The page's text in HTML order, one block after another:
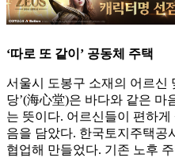
‘따로 또 같이’ 공동체 주택
서울시 도봉구 소재의 어르신
당’(海心堂)은 바다와 같은
는 뜻이다. 어르신들이 편하
음을 담았다. 한국토지주택공
협업해 만들었다. 기존 노후